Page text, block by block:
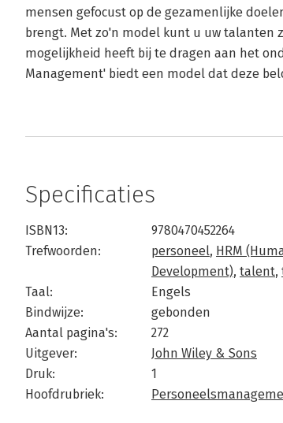
mensen gefocust op de gezamenlijke
brengt. Met zo'n model kunt u uw talanten
mogelijkheid heeft bij te dragen aan het
Management' biedt een model dat deze
Specificaties
ISBN13:
9780470452264
Trefwoorden:
personeel, HRM
Development), talent,
Taal:
Engels
Bindwijze:
gebonden
Aantal pagina's:
272
Uitgever:
John Wiley & Sons
Druk:
1
Hoofdrubriek: